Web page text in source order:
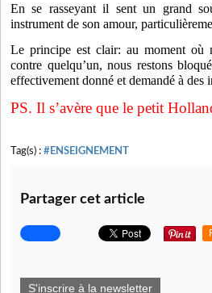
En se rasseyant il sent un grand
instrument de son amour,
Le principe est clair: au moment où
contre quelqu’un, nous restons
effectivement donné et demandé à
PS. Il s’avère que le petit
Tag(s) : #ENSEIGNEMENT
Partager cet article
S'inscrire à la newsletter